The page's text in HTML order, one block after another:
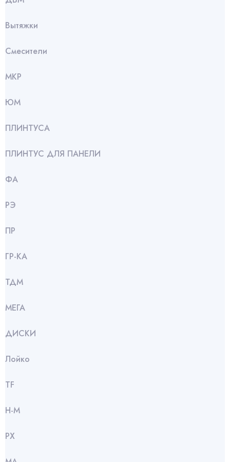
Вытяжки
Смесители
МКР
ЮМ
ПЛИНТУСА
ПЛИНТУС ДЛЯ ПАНЕЛИ
ФА
РЭ
ПР
ГР-КА
ТДМ
МЕГА
ДИСКИ
Лойко
TF
Н-М
РХ